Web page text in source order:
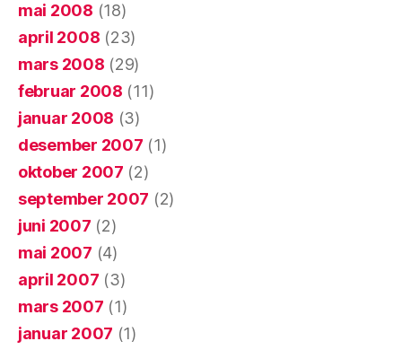
mai 2008 (18)
april 2008 (23)
mars 2008 (29)
februar 2008 (11)
januar 2008 (3)
desember 2007 (1)
oktober 2007 (2)
september 2007 (2)
juni 2007 (2)
mai 2007 (4)
april 2007 (3)
mars 2007 (1)
januar 2007 (1)